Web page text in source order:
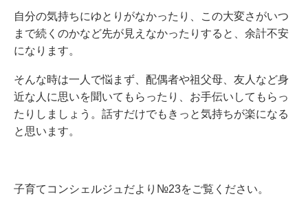
自分の気持ちにゆとりがなかったり、この大変さがいつ
まで続くのかなど先が見えなかったりすると、余計不安
になります。
そんな時は一人で悩まず、配偶者や祖父母、友人など身
近な人に思いを聞いてもらったり、お手伝いしてもらっ
たりしましょう。話すだけでもきっと気持ちが楽になる
と思います。
子育てコンシェルジュだより№23をご覧ください。